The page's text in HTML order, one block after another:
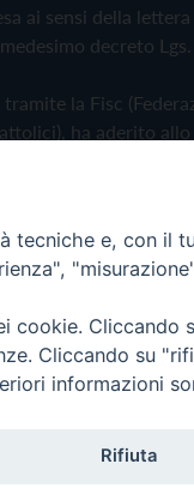
ai sensi della
decreto Lgs.
la Fisc
ha aderito
Cookie Policy
e, con il
Cliccando
Cliccando su
informazioni
Rifiuta